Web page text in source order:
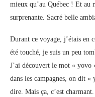
mieux qu’au Québec ! Et au
surprenante. Sacré belle
Durant ce voyage, j’étais en
été touché, je suis un peu
J’ai découvert le mot «
dans les campagnes, on dit «
dire. Mais ça, c’est